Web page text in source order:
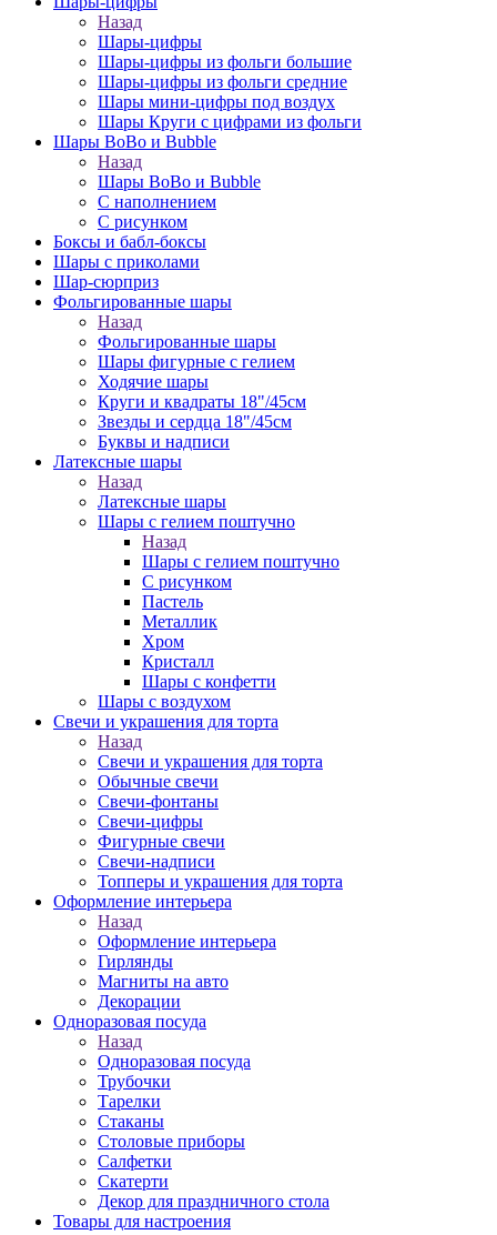
Назад
Шары-цифры
Шары-цифры из фольги большие
Шары-цифры из фольги средние
Шары мини-цифры под воздух
Шары Круги с цифрами из фольги
Шары BoBo и Bubble
Назад
Шары BoBo и Bubble
С наполнением
С рисунком
Боксы и бабл-боксы
Шары с приколами
Шар-сюрприз
Фольгированные шары
Назад
Фольгированные шары
Шары фигурные с гелием
Ходячие шары
Круги и квадраты 18"/45см
Звезды и сердца 18"/45см
Буквы и надписи
Латексные шары
Назад
Латексные шары
Шары с гелием поштучно
Назад
Шары с гелием поштучно
С рисунком
Пастель
Металлик
Хром
Кристалл
Шары с конфетти
Шары с воздухом
Свечи и украшения для торта
Назад
Свечи и украшения для торта
Обычные свечи
Свечи-фонтаны
Свечи-цифры
Фигурные свечи
Свечи-надписи
Топперы и украшения для торта
Оформление интерьера
Назад
Оформление интерьера
Гирлянды
Магниты на авто
Декорации
Одноразовая посуда
Назад
Одноразовая посуда
Трубочки
Тарелки
Стаканы
Столовые приборы
Салфетки
Скатерти
Декор для праздничного стола
Товары для настроения